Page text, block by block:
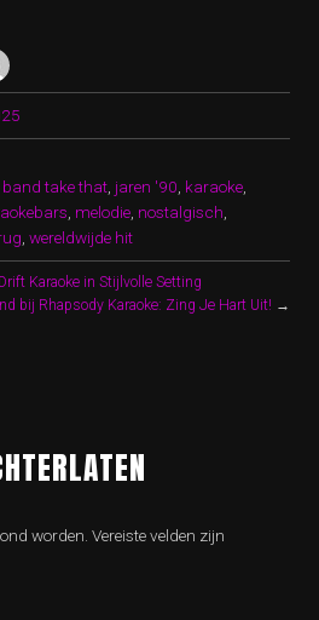
band take that jaren '90 karaoke
melodie nostalgisch
wereldwijde hit
Karaoke in Stijlvolle Setting
bij Rhapsody Karaoke: Zing Je Hart Uit! →
worden. Vereiste velden zijn